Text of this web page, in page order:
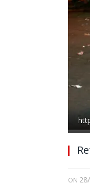
ON